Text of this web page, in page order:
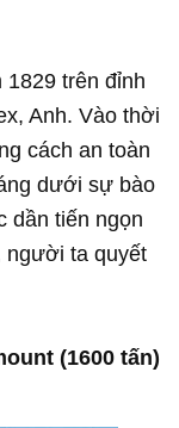
trên đỉnh
Anh. Vào thời
cách an toàn
dưới sự bào
dần tiến ngọn
người ta quyết
(1600 tấn)